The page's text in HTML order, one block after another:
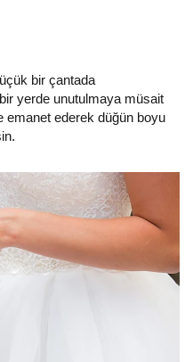
bir çantada
yerde unutulmaya müsait
emanet ederek düğün boyu